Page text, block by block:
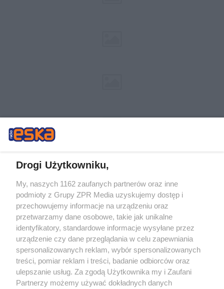
Żaden utwór zamieszczony w serwisie nie może być powielany i
rozpowszechniany lub dalej rozpowszechniany w jakikolwiek sposób (w
tym także elektroniczny lub mechaniczny) na jakimkolwiek polu
eksploatacji w jakiejkolwiek formie, włącznie z umieszczaniem w Internecie
bez pisemnej zgody właściciela praw. Jakiekolwiek użycie lub
wykorzystanie utworów w całości lub w części z naruszeniem prawa, tzn.
bez właściwej zgody, jest zabronione pod groźbą kary i może być ścigane
Drogi Użytkowniku,
My, naszych 1162 zaufanych partnerów oraz inne
podmioty z Grupy ZPR Media uzyskujemy dostęp i
przechowujemy informacje na urządzeniu oraz
przetwarzamy dane osobowe, takie jak unikalne
identyfikatory, standardowe informacje wysyłane przez
urządzenie czy dane przeglądania w celu zapewniania
spersonalizowanych reklam, wybór spersonalizowanych
treści, pomiar reklam i treści, badanie odbiorców oraz
ulepszanie usług. Za zgodą Użytkownika my i Zaufani
Partnerzy możemy używać dokładnych danych